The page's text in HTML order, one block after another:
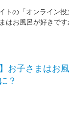
トの「オンライン
まはお風呂が好きで
お子さまはお
？